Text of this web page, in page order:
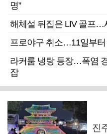
명”
해체설 뒤집은 LIV 골프…
프로야구 취소…11일부터
라커룸 냉탕 등장…폭염
잡
진